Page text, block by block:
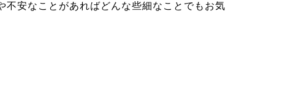
安なことがあればどんな些細なことでもお気